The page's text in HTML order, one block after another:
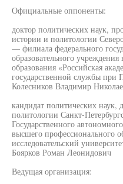
Официальные оппоненты:
доктор политических наук,
истории и политологии
— филиала федерального
образовательного
образования «Российская
государственной службы при
Колесников Владимир
кандидат политических наук,
политологии Санкт-
Государственного
высшего профессионального
исследовательский
Боярков Роман Леонидович
Ведущая организация: